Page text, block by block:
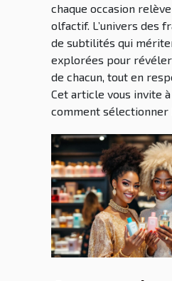
chaque occasion
olfactif. L’univers des
de subtilités qui
explorées pour
de chacun, tout en
Cet article vous invite
comment sélectionner